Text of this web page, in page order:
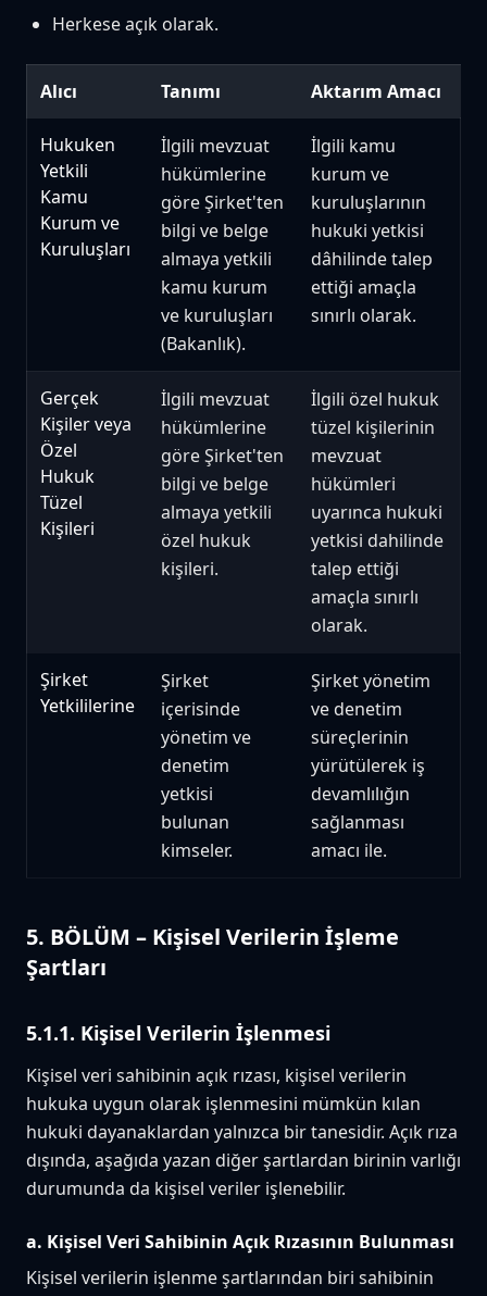
Herkese açık olarak.
Alıcı Tanımı Aktarım Amacı
Hukuken
Yetkili
Kamu
Kurum ve
Kuruluşları
İlgili mevzuat
hükümlerine
göre Şirket'ten
bilgi ve belge
almaya yetkili
kamu kurum
ve kuruluşları
(Bakanlık).
İlgili kamu
kurum ve
kuruluşlarının
hukuki yetkisi
dâhilinde talep
ettiği amaçla
sınırlı olarak.
Gerçek
Kişiler veya
Özel
Hukuk
Tüzel
Kişileri
İlgili mevzuat
hükümlerine
göre Şirket'ten
bilgi ve belge
almaya yetkili
özel hukuk
kişileri.
İlgili özel hukuk
tüzel kişilerinin
mevzuat
hükümleri
uyarınca hukuki
yetkisi dahilinde
talep ettiği
amaçla sınırlı
olarak.
Şirket
Yetkililerine
Şirket
içerisinde
yönetim ve
denetim
yetkisi
bulunan
kimseler.
Şirket yönetim
ve denetim
süreçlerinin
yürütülerek iş
devamlılığın
sağlanması
amacı ile.
5. BÖLÜM – Kişisel Verilerin İşleme
Şartları
5.1.1. Kişisel Verilerin İşlenmesi
Kişisel veri sahibinin açık rızası, kişisel verilerin
hukuka uygun olarak işlenmesini mümkün kılan
hukuki dayanaklardan yalnızca bir tanesidir. Açık rıza
dışında, aşağıda yazan diğer şartlardan birinin varlığı
durumunda da kişisel veriler işlenebilir.
a. Kişisel Veri Sahibinin Açık Rızasının Bulunması
Kişisel verilerin işlenme şartlarından biri sahibinin